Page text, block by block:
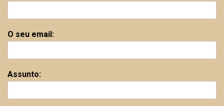
O seu email:
Assunto: